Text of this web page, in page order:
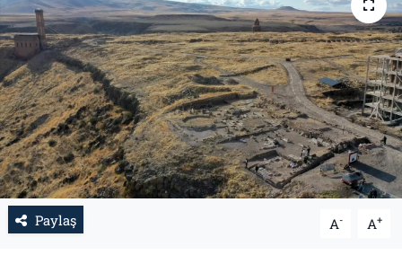
Paylaş A- A+